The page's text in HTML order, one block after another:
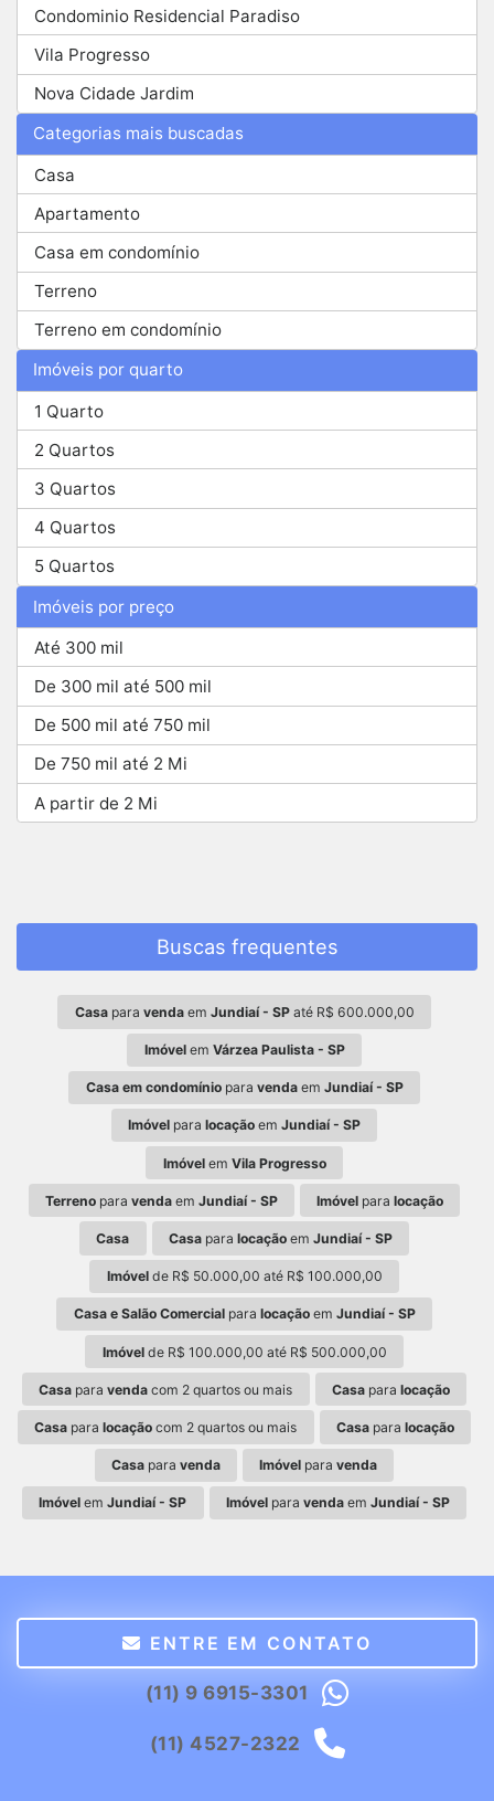
Condominio Residencial Paradiso
Vila Progresso
Nova Cidade Jardim
Categorias mais buscadas
Casa
Apartamento
Casa em condomínio
Terreno
Terreno em condomínio
Imóveis por quarto
1 Quarto
2 Quartos
3 Quartos
4 Quartos
5 Quartos
Imóveis por preço
Até 300 mil
De 300 mil até 500 mil
De 500 mil até 750 mil
De 750 mil até 2 Mi
A partir de 2 Mi
Buscas frequentes
Casapara vendaem Jundiaí - SPaté R$ 600.000,00
Imóvelem Várzea Paulista - SP
Casa em condomíniopara vendaem Jundiaí - SP
Imóvel para locação em Jundiaí - SP
Imóvelem Vila Progresso
Terrenopara vendaem Jundiaí - SP Imóvel paralocação
Casa Casapara locaçãoem Jundiaí - SP
Imóvelde R$ 50.000,00 até R$ 100.000,00
Casa e Salão Comercialpara locaçãoem Jundiaí - SP
Imóvelde R$ 100.000,00 até R$ 500.000,00
Casa paravenda com 2 quartos ou mais Casapara locação
Casa paralocação com 2 quartos ou mais Casapara locação
Casapara venda Imóvel paravenda
Imóvel emJundiaí - SP Imóvelpara vendaem Jundiaí - SP
ENTRE EM CONTATO
(11) 9 6915-3301
(11) 4527-2322